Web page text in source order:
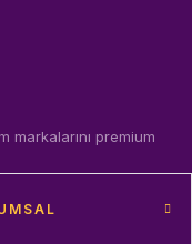
premium